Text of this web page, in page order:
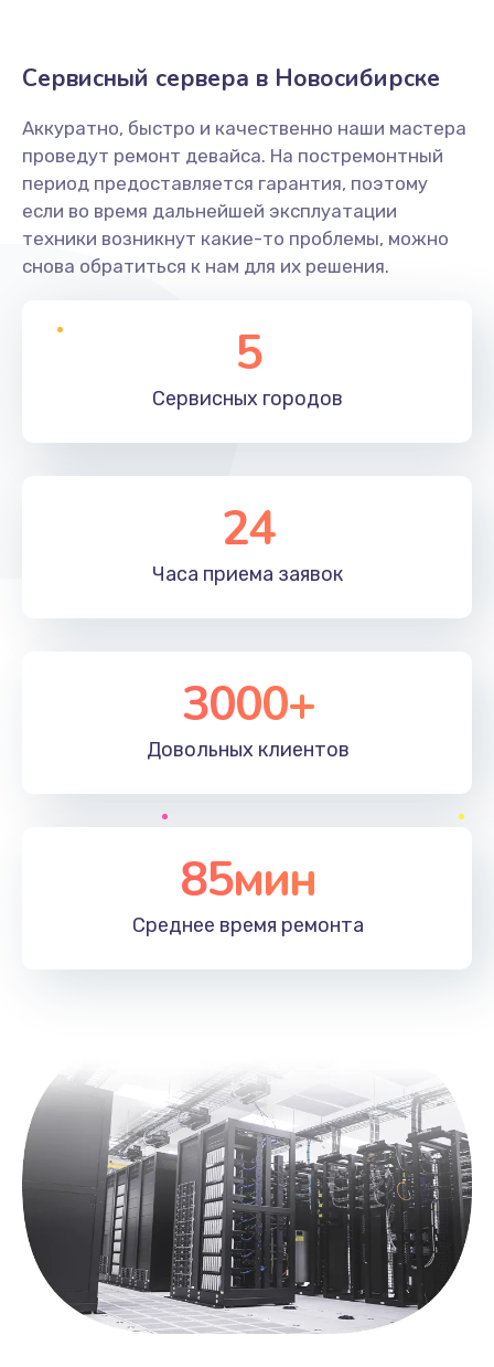
Сервисный сервера в Новосибирске
Аккуратно, быстро и качественно наши мастера
проведут ремонт девайса. На постремонтный
период предоставляется гарантия, поэтому
если во время дальнейшей эксплуатации
техники возникнут какие-то проблемы, можно
снова обратиться к нам для их решения.
5
Сервисных городов
24
Часа приема заявок
3000+
Довольных клиентов
85мин
Среднее время ремонта